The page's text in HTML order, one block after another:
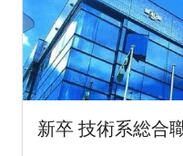
新卒 技術系総合